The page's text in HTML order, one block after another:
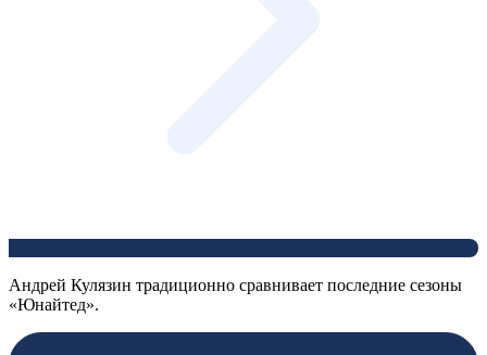
Андрей Кулязин традиционно сравнивает последние сезоны
«Юнайтед».